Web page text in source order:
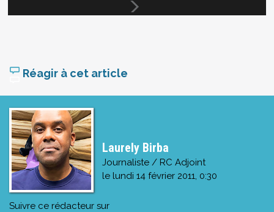
Réagir à cet article
Laurely Birba
Journaliste / RC Adjoint
le lundi 14 février 2011, 0:30
Suivre ce rédacteur sur